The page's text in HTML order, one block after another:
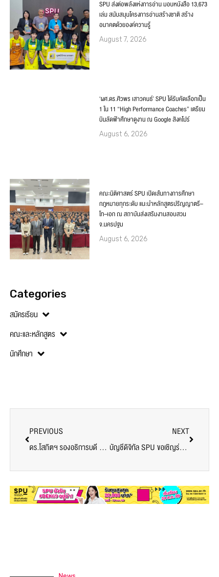
SPU ส่งต่อพลังแห่งการอ่าน มอบหนังสือ 13,673
เล่ม สนับสนุนโครงการอ่านสร้างชาติ สร้าง
อนาคตด้วยองค์ความรู้
August 7, 2026
‘ผศ.ดร.ศิวพร เสาวคนธ์’ SPU ได้รับคัดเลือกเป็น
1 ใน 11 “High Performance Coaches” เตรียม
บินลัดฟ้าศึกษาดูงาน ณ Google สิงคโปร์
August 6, 2026
คณะนิติศาสตร์ SPU เปิดเส้นทางการศึกษา
กฎหมายทุกระดับ แนะนำหลักสูตรปริญญาตรี–
โท–เอก ณ สถาบันส่งเสริมงานสอบสวน
จ.นครปฐม
August 6, 2026
Categories
สมัครเรียน
คณะและหลักสูตร
นักศึกษา
PREVIOUS
ดร.โสภิตฯ รองอธิการบดี SPU เปิดบ้านต้อนรับ “เฮียจิ้ม”อดีตประธานสโมสรฟุตบอลอุดรธานี เอฟซี นำบุตรชายเข้าเรียน คณะดิจิทัลมีเดีย ม.ศรีปทุม
NEXT
บัญชีดิจิทัล SPU ขอเชิญร่วมฟังการเสวนา ออนไลน์ สดผ่าน Facebook Live หัวข้อ “การตรวจสอบบัญชีสหกรณ์และการบัญชีสมาคม”